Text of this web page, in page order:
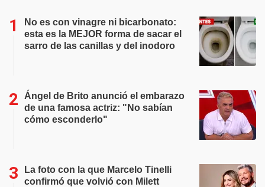
No es con vinagre ni bicarbonato:
esta es la MEJOR forma de sacar el
sarro de las canillas y del inodoro
Ángel de Brito anunció el embarazo
de una famosa actriz: "No sabían
cómo esconderlo"
La foto con la que Marcelo Tinelli
confirmó que volvió con Milett